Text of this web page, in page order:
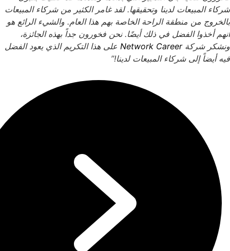
شركاء المبيعات لدينا وتحقيقها. لقد غامر الكثير من شركاء المبيعات
بالخروج من منطقة الراحة الخاصة بهم هذا العام. والشيء الرائع هو
أنهم أخذوا الفضل في ذلك أيضًا. نحن فخورون جداً بهذه الجائزة،
ونشكر شركةNetwork Career على هذا التكريم الذي يعود الفضل
فيه أيضاً إلى شركاء المبيعات لدينا!”